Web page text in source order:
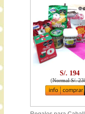
S/. 194
(Normal S/.